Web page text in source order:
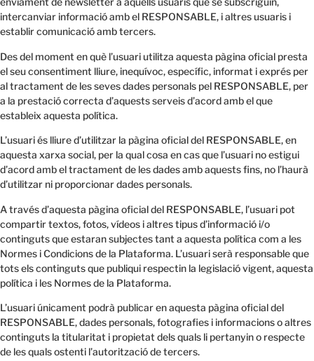
intercanviar informació amb el RESPONSABLE, i altres usuaris i
establir comunicació amb tercers.
Des del moment en què l’usuari utilitza aquesta pàgina oficial presta
el seu consentiment lliure, inequívoc, específic, informat i exprés per
al tractament de les seves dades personals pel RESPONSABLE, per
a la prestació correcta d’aquests serveis d’acord amb el que
estableix aquesta política.
L’usuari és lliure d’utilitzar la pàgina oficial del RESPONSABLE, en
aquesta xarxa social, per la qual cosa en cas que l’usuari no estigui
d’acord amb el tractament de les dades amb aquests fins, no l’haurà
d’utilitzar ni proporcionar dades personals.
A través d’aquesta pàgina oficial del RESPONSABLE, l’usuari pot
compartir textos, fotos, vídeos i altres tipus d’informació i/o
continguts que estaran subjectes tant a aquesta política com a les
Normes i Condicions de la Plataforma. L’usuari serà responsable que
tots els continguts que publiqui respectin la legislació vigent, aquesta
política i les Normes de la Plataforma.
L’usuari únicament podrà publicar en aquesta pàgina oficial del
RESPONSABLE, dades personals, fotografies i informacions o altres
continguts la titularitat i propietat dels quals li pertanyin o respecte
de les quals ostenti l’autorització de tercers.